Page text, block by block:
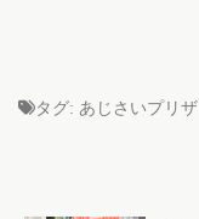
タグ: あじさいプリザ